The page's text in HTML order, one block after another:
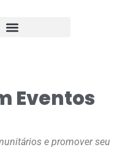
Eventos
e promover seu